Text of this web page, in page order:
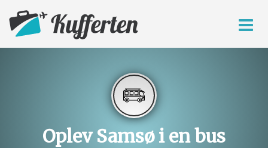
Oplev Samsø i en bus